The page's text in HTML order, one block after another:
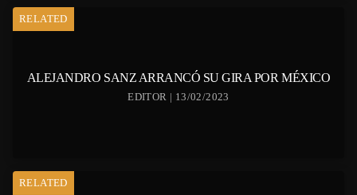
RELATED
ALEJANDRO SANZ ARRANCÓ SU GIRA POR MÉXICO
EDITOR | 13/02/2023
RELATED